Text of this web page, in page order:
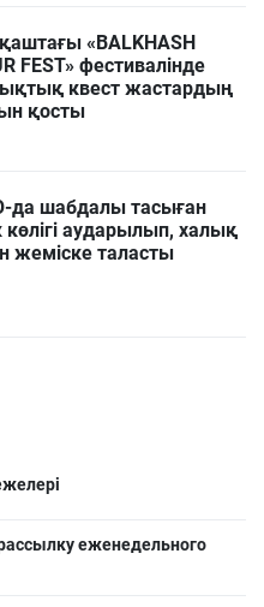
«BALKHASH
FEST» фестивалінде
квест жастардың
қосты
да шабдалы тасыған
аударылып, халық
жеміске таласты
еженедельного